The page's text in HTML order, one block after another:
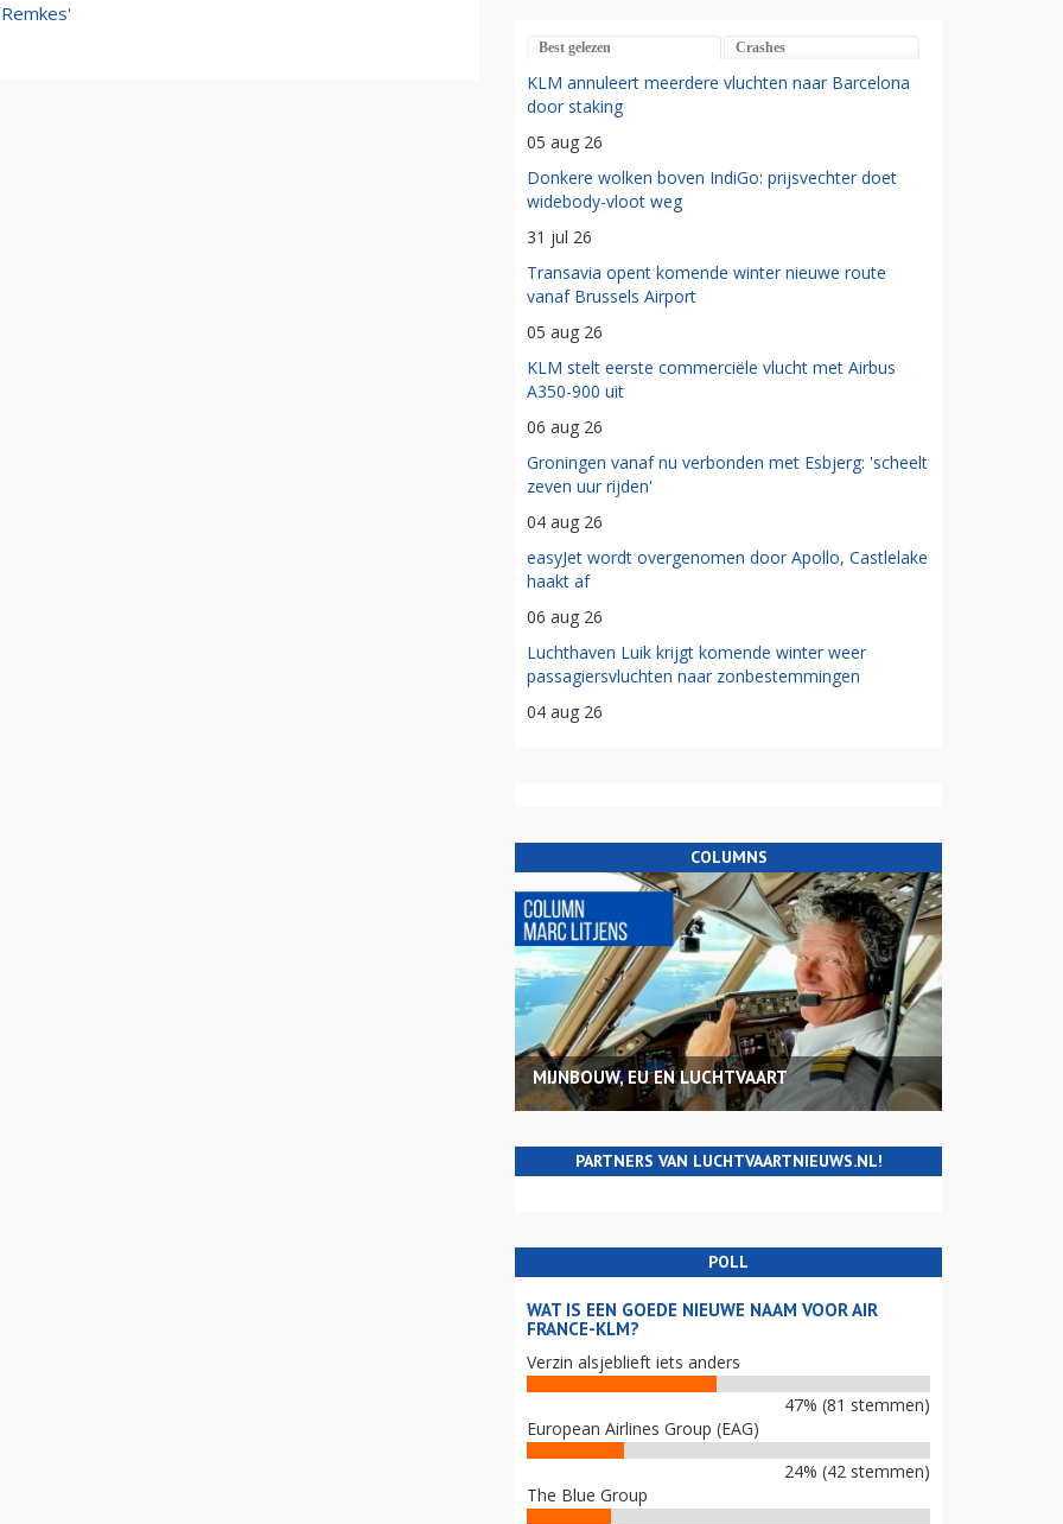
Best gelezen Crashes
KLM annuleert meerdere vluchten naar Barcelona
door staking
05 aug 26
Donkere wolken boven IndiGo: prijsvechter doet
widebody-vloot weg
31 jul 26
Transavia opent komende winter nieuwe route
vanaf Brussels Airport
05 aug 26
KLM stelt eerste commerciële vlucht met Airbus
A350-900 uit
06 aug 26
Groningen vanaf nu verbonden met Esbjerg: 'scheelt
zeven uur rijden'
04 aug 26
easyJet wordt overgenomen door Apollo, Castlelake
haakt af
06 aug 26
Luchthaven Luik krijgt komende winter weer
passagiersvluchten naar zonbestemmingen
04 aug 26
COLUMNS
MIJNBOUW, EU EN LUCHTVAART
PARTNERS VAN LUCHTVAARTNIEUWS.NL!
POLL
WAT IS EEN GOEDE NIEUWE NAAM VOOR AIR
FRANCE-KLM?
Verzin alsjeblieft iets anders
47% (81 stemmen)
European Airlines Group (EAG)
24% (42 stemmen)
The Blue Group